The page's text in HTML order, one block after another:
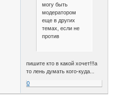
могу быть
модератором
еще в других
темах, если не
против
пишите кто в какой хочет!!!а
то лень думать кого-куда...
0